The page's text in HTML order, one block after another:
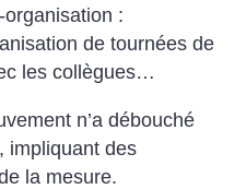
:
de tournées de
les collègues…
n’a débouché
impliquant des
la mesure.